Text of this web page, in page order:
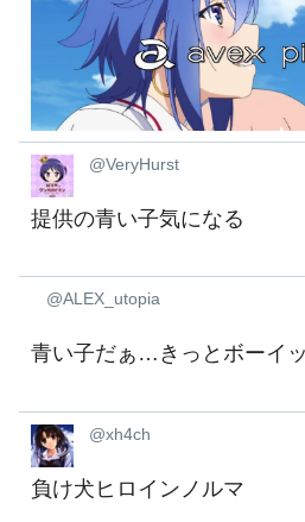
@VeryHurst
提供の青い子気になる
@ALEX_utopia
青い子だぁ…きっとボーイ
@xh4ch
負け犬ヒロインノルマ